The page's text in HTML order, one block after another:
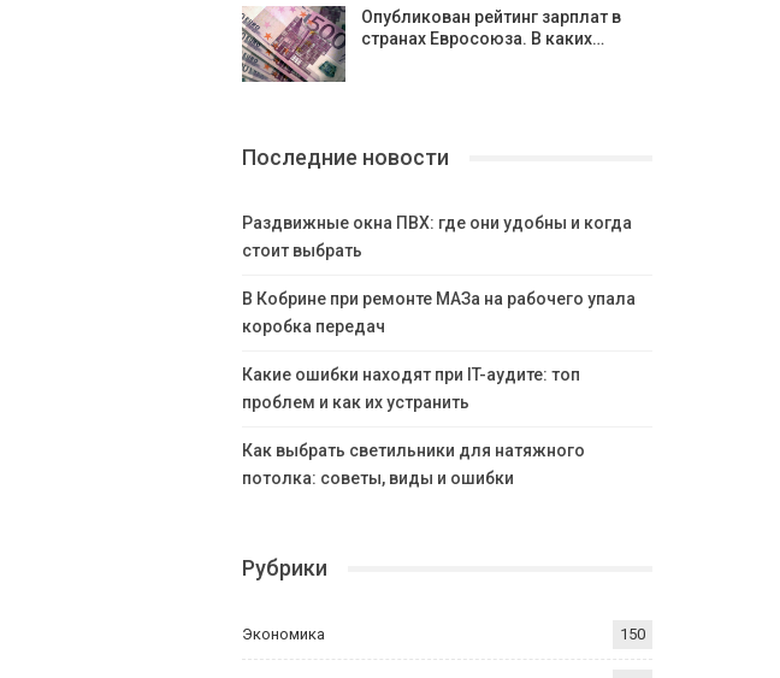
Опубликован рейтинг зарплат в
странах Евросоюза. В каких…
Последние новости
Раздвижные окна ПВХ: где они удобны и когда
стоит выбрать
В Кобрине при ремонте МАЗа на рабочего упала
коробка передач
Какие ошибки находят при IT-аудите: топ
проблем и как их устранить
Как выбрать светильники для натяжного
потолка: советы, виды и ошибки
Рубрики
Экономика 150